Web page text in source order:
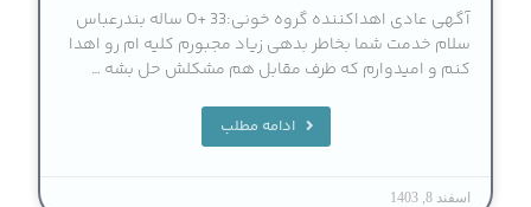
آگهی عادی اهداکننده گروه خونی:O+ 33 ساله بندرعباس
سلام خدمت شما بخاطر بدهی زیاد مجبورم کلیه ام رو اهدا
کنم و امیدوارم که طرف مقابل هم مشکلش حل بشه …
ادامه مطلب
اسفند 8, 1403